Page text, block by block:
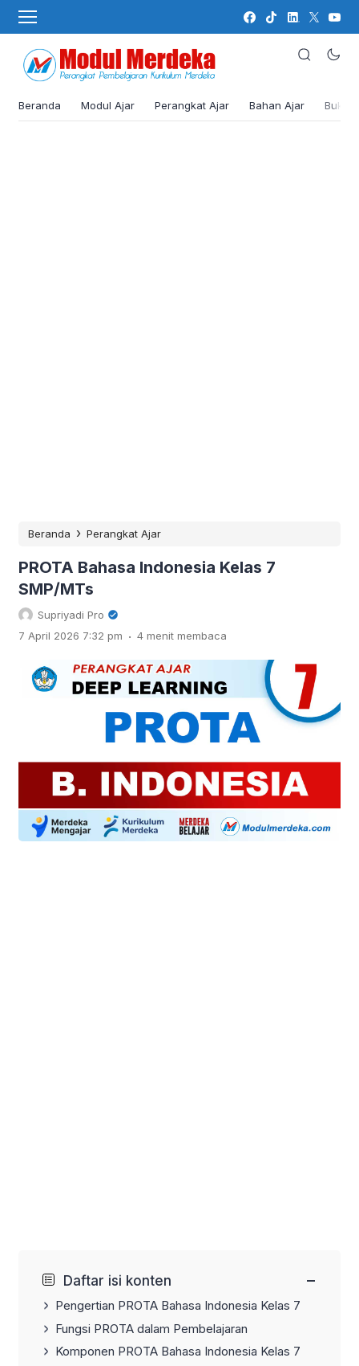
Beranda Modul Ajar Perangkat Ajar Bahan Ajar Buku
Beranda › Perangkat Ajar
PROTA Bahasa Indonesia Kelas 7
SMP/MTs
Supriyadi Pro
7 April 2026 7:32 pm . 4 menit membaca
Daftar isi konten −
Pengertian PROTA Bahasa Indonesia Kelas 7
Fungsi PROTA dalam Pembelajaran
Komponen PROTA Bahasa Indonesia Kelas 7